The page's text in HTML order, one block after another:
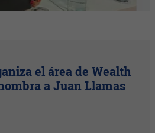
el área de Wealth
a Juan Llamas